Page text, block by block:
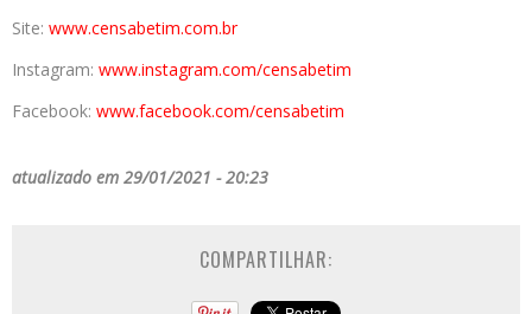
Site: www.censabetim.com.br
Instagram: www.instagram.com/censabetim
Facebook: www.facebook.com/censabetim
atualizado em 29/01/2021 - 20:23
COMPARTILHAR: